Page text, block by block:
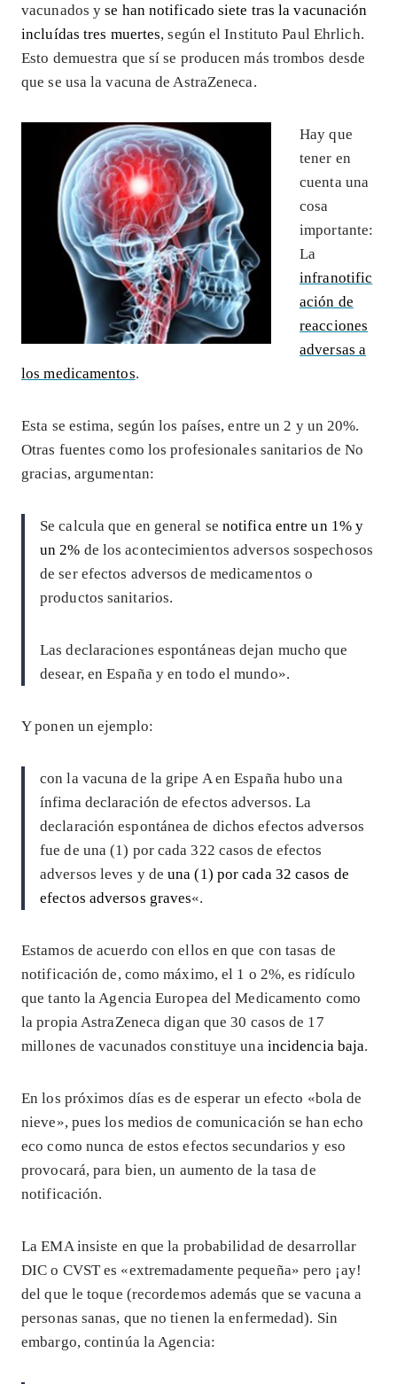
vacunados yse han notificado siete tras la vacunación
incluídas tres muertes, según el Instituto Paul Ehrlich.
Esto demuestra que sí se producen más trombos desde
que se usa la vacuna de AstraZeneca.
Hay que
tener en
cuenta una
cosa
importante:
La
infranotific
ación de
reacciones
adversas a
los medicamentos.
Esta se estima, según los países, entre un 2 y un 20%.
Otras fuentes como los profesionales sanitarios de No
gracias, argumentan:
Se calcula que en general se notifica entre un 1% y
un 2% de los acontecimientos adversos sospechosos
de ser efectos adversos de medicamentos o
productos sanitarios.
Las declaraciones espontáneas dejan mucho que
desear, en España y en todo el mundo».
Y ponen un ejemplo:
con la vacuna de la gripe A en España hubo una
ínfima declaración de efectos adversos. La
declaración espontánea de dichos efectos adversos
fue de una (1) por cada 322 casos de efectos
adversos leves y deuna (1) por cada 32 casos de
efectos adversos graves«.
Estamos de acuerdo con ellos en que con tasas de
notificación de, como máximo, el 1 o 2%, es ridículo
que tanto la Agencia Europea del Medicamento como
la propia AstraZeneca digan que 30 casos de 17
millones de vacunados constituye una incidencia baja.
En los próximos días es de esperar un efecto «bola de
nieve», pues los medios de comunicación se han echo
eco como nunca de estos efectos secundarios y eso
provocará, para bien, un aumento de la tasa de
notificación.
La EMA insiste en que la probabilidad de desarrollar
DIC o CVST es «extremadamente pequeña» pero ¡ay!
del que le toque (recordemos además que se vacuna a
personas sanas, que no tienen la enfermedad). Sin
embargo, continúa la Agencia: